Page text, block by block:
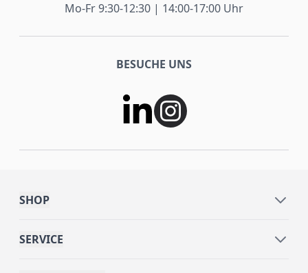
Mo-Fr 9:30-12:30 | 14:00-17:00 Uhr
BESUCHE UNS
SHOP
SERVICE